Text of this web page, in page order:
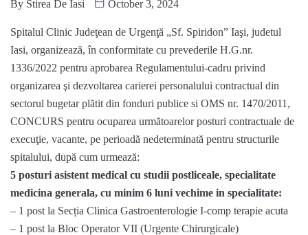
By Stirea De Iasi October 3, 2024
Spitalul Clinic Judeţean de Urgenţă „Sf. Spiridon” Iaşi, judetul
Iasi, organizează, în conformitate cu prevederile H.G.nr.
1336/2022 pentru aprobarea Regulamentului-cadru privind
organizarea şi dezvoltarea carierei personalului contractual din
sectorul bugetar plătit din fonduri publice si OMS nr. 1470/2011,
CONCURS pentru ocuparea următoarelor posturi contractuale de
execuţie, vacante, pe perioadă nedeterminată pentru structurile
spitalului, după cum urmează:
5 posturi asistent medical cu studii postliceale, specialitate
medicina generala, cu minim 6 luni vechime in specialitate:
– 1 post la Secția Clinica Gastroenterologie I-comp terapie acuta
– 1 post la Bloc Operator VII (Urgente Chirurgicale)